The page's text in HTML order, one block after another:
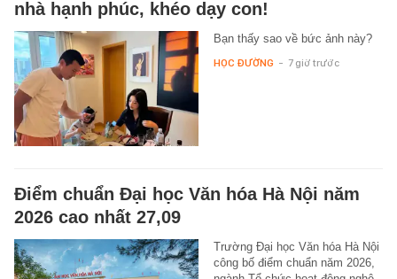
nhà hạnh phúc, khéo dạy con!
Bạn thấy sao về bức ảnh này?
HỌC ĐƯỜNG - 7 giờ trước
Điểm chuẩn Đại học Văn hóa Hà Nội năm
2026 cao nhất 27,09
Trường Đại học Văn hóa Hà Nội
công bố điểm chuẩn năm 2026,